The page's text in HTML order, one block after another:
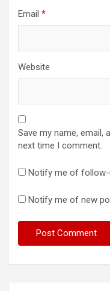
Email *
Website
Save my name, email,
next time I comment.
Notify me of follow-
Notify me of new